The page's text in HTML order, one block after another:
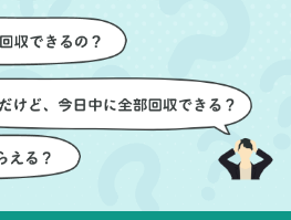
必
ら
心
せ
作
を
潔
ただき、家全体がスムー
ズに片付いていくのがと
ても嬉しかったです。作
業が終わった後には、こ
ちらからお願いしなくて
も部屋を簡単に清掃して
いただけたのも好印象で
した。